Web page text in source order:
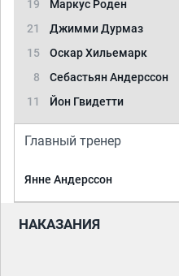
19
Маркус Роден
21
Джимми Дурмаз
15
Оскар Хильемарк
8
Себастьян Андерссон
11
Йон Гвидетти
Главный тренер
Янне Андерссон
НАКАЗАНИЯ